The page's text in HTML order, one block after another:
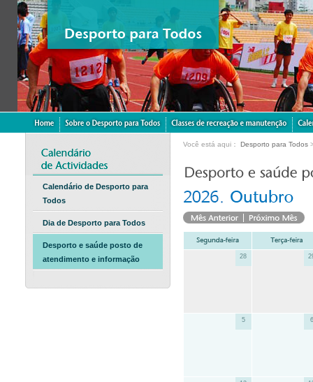
Calendário de Desporto para
Todos
Dia de Desporto para Todos
Desporto e saúde posto de
atendimento e informação
Você está aqui： Desporto para Todos
28
5 6